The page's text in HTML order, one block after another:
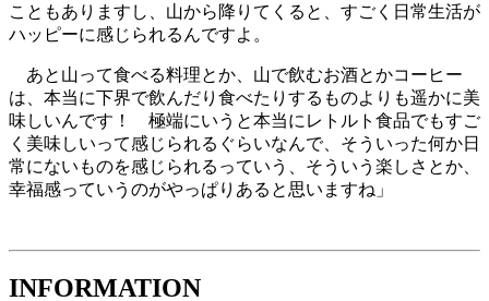
こともありますし、山から降りてくると、すごく日常生活が
ハッピーに感じられるんですよ。
あと山って食べる料理とか、山で飲むお酒とかコーヒー
は、本当に下界で飲んだり食べたりするものよりも遥かに美
味しいんです！ 極端にいうと本当にレトルト食品でもすご
く美味しいって感じられるぐらいなんで、そういった何か日
常にないものを感じられるっていう、そういう楽しさとか、
幸福感っていうのがやっぱりあると思いますね」
INFORMATION